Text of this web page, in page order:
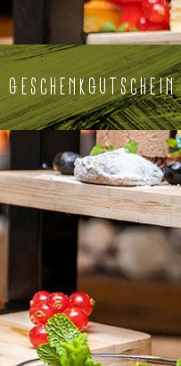
GESCHENKGUTSCHEIN